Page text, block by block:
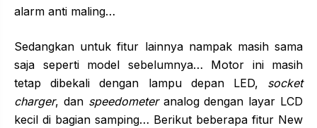
alarm anti maling…
Sedangkan untuk fitur lainnya nampak masih sama
saja seperti model sebelumnya… Motor ini masih
tetap dibekali dengan lampu depan LED, socket
charger, dan speedometeranalog dengan layar LCD
kecil di bagian samping… Berikut beberapa fitur New